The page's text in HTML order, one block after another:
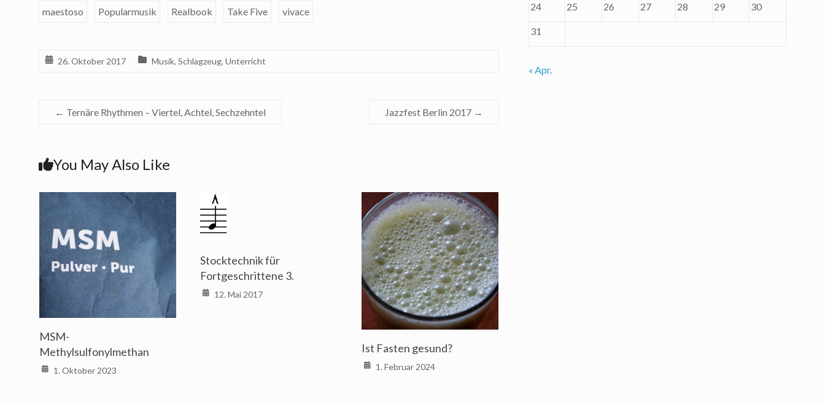
maestoso Popularmusik Realbook Take Five vivace
26. Oktober 2017 Musik, Schlagzeug, Unterricht
← Ternäre Rhythmen – Viertel, Achtel, Sechzehntel Jazzfest Berlin 2017 →
You May Also Like
MSM-
Methylsulfonylmethan
1. Oktober 2023
Stocktechnik für
Fortgeschrittene 3.
12. Mai 2017
Ist Fasten gesund?
1. Februar 2024
24 25 26 27 28 29 30
31
« Apr.